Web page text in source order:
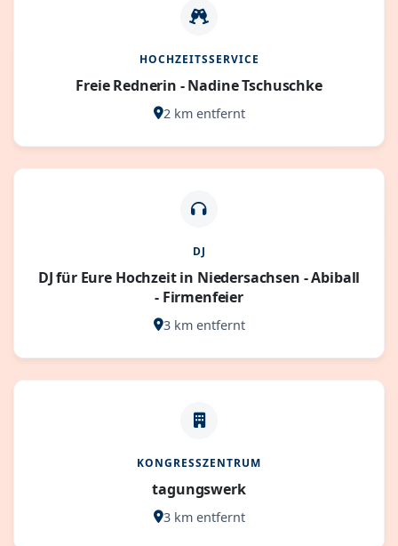
HOCHZEITSSERVICE
Freie Rednerin - Nadine Tschuschke
2 km entfernt
DJ
DJ für Eure Hochzeit in Niedersachsen - Abiball
- Firmenfeier
3 km entfernt
KONGRESSZENTRUM
tagungswerk
3 km entfernt